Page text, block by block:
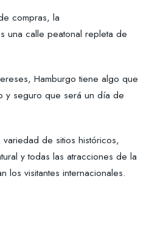
compras, la
una calle peatonal repleta de
Hamburgo tiene algo que
y seguro que será un día de
de sitios históricos,
y todas las atracciones de la
los visitantes internacionales.